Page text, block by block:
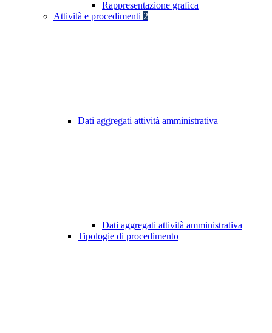
Rappresentazione grafica
Attività e procedimenti 2
Dati aggregati attività amministrativa
Dati aggregati attività amministrativa
Tipologie di procedimento